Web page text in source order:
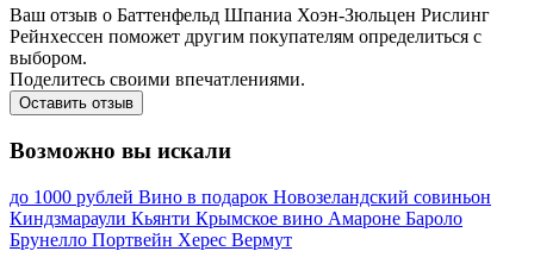
Ваш отзыв о Баттенфельд Шпаниа Хоэн-Зюльцен Рислинг
Рейнхессен поможет другим покупателям определиться с
выбором.
Поделитесь своими впечатлениями.
Оставить отзыв
Возможно вы искали
до 1000 рублей Вино в подарок Новозеландский совиньон
Киндзмараули Кьянти Крымское вино Амароне Бароло
Брунелло Портвейн Херес Вермут